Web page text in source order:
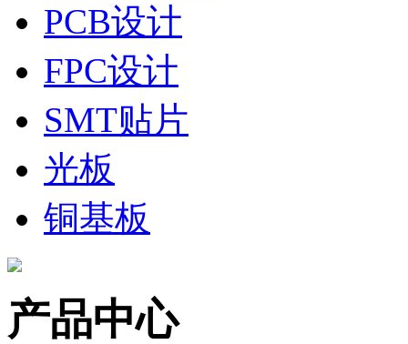
PCB设计
FPC设计
SMT贴片
光板
铜基板
产品中心